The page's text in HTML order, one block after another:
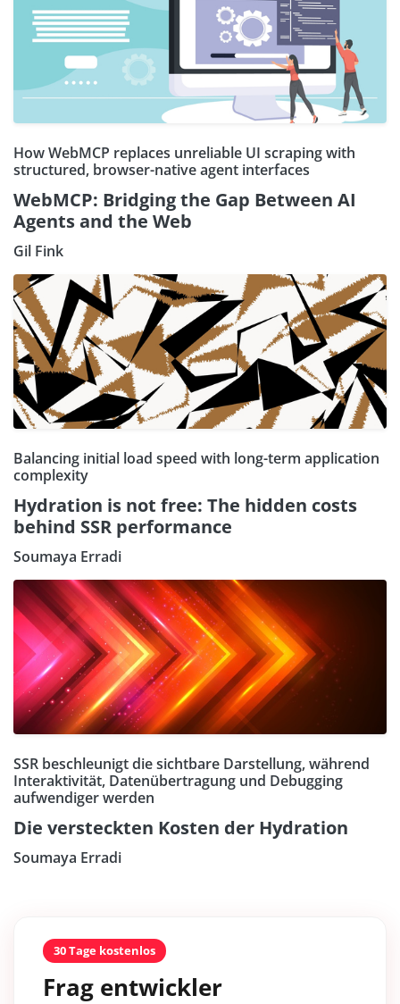
How WebMCP replaces unreliable UI scraping with
structured, browser-native agent interfaces
WebMCP: Bridging the Gap Between AI
Agents and the Web
Gil Fink
Balancing initial load speed with long-term application
complexity
Hydration is not free: The hidden costs
behind SSR performance
Soumaya Erradi
SSR beschleunigt die sichtbare Darstellung, während
Interaktivität, Datenübertragung und Debugging
aufwendiger werden
Die versteckten Kosten der Hydration
Soumaya Erradi
30 Tage kostenlos
Frag entwickler